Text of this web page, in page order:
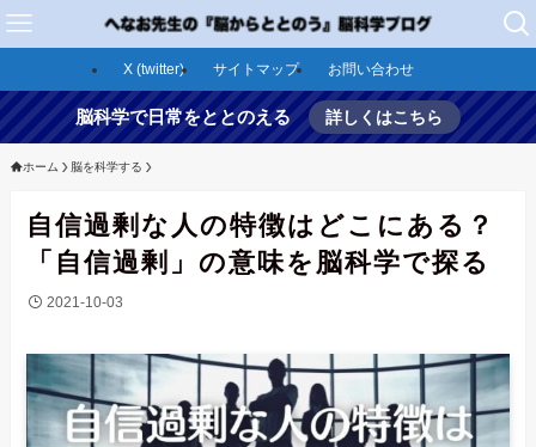
X (twitter) サイトマップ お問い合わせ
脳科学で日常をととのえる 詳しくはこちら
ホーム 脳を科学する
自信過剰な人の特徴はどこにある？
「自信過剰」の意味を脳科学で探る
2021-10-03